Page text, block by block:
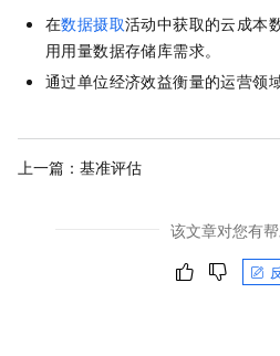
在数据摄取活动中获取的云成本
用用量数据存储库需求。
通过单位经济效益衡量的运营领
上一篇： 基准评估
该文章对您有